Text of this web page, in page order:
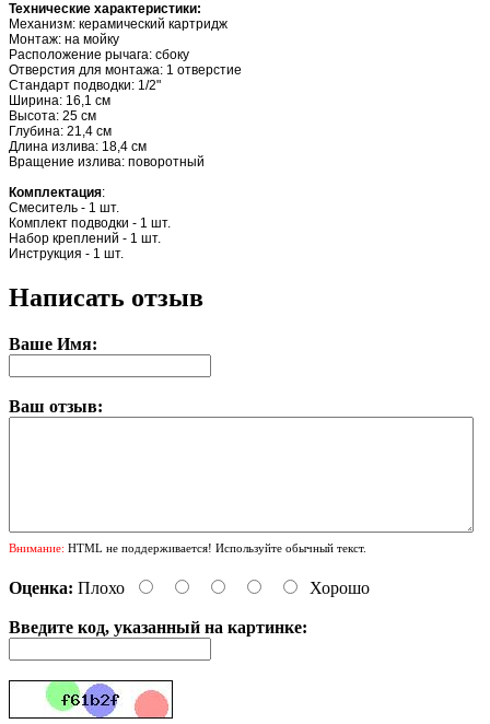
Технические характеристики:
Механизм: керамический картридж
Монтаж: на мойку
Расположение рычага: сбоку
Отверстия для монтажа: 1 отверстие
Стандарт подводки: 1/2"
Ширина: 16,1 см
Высота: 25 см
Глубина: 21,4 см
Длина излива: 18,4 см
Вращение излива: поворотный
Комплектация:
Смеситель - 1 шт.
Комплект подводки - 1 шт.
Набор креплений - 1 шт.
Инструкция - 1 шт.
Написать отзыв
Ваше Имя:
Ваш отзыв:
Внимание: HTML не поддерживается! Используйте обычный текст.
Оценка: Плохо Хорошо
Введите код, указанный на картинке: